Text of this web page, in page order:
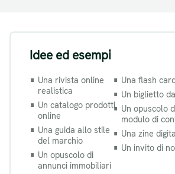
Idee ed esempi
Una rivista online
realistica
Un catalogo prodotti
online
Una guida allo stile
del marchio
Un opuscolo di
annunci immobiliari
Una flash
Un biglietto
Un opuscolo
modulo di
Una zine
Un invito di